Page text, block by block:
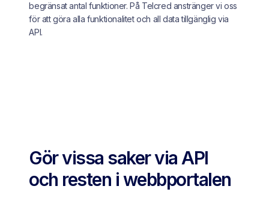
begränsat antal funktioner. På Telcred anstränger vi oss
för att göra alla funktionalitet och all data tillgänglig via
API.
Gör vissa saker via API
och resten i webbportalen